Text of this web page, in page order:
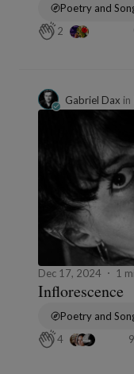
Poetry and
2
Gabriel Dax in
Dec 17, 2024 1
Inflorescence
Poetry and
4